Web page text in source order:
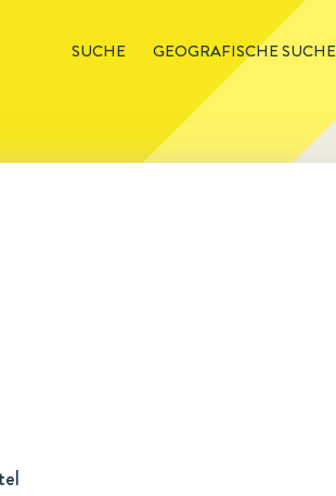
SUCHE GEOGRAFISCHE SUCHE